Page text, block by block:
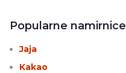
Popularne namirnice
Jaja
Kakao